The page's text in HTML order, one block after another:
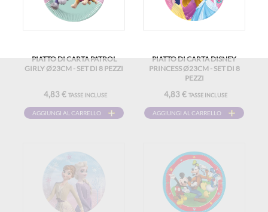
PIATTO DI CARTA PATROL
GIRLY Ø23CM - SET DI 8 PEZZI
4,83 € TASSE INCLUSE
AGGIUNGI AL CARRELLO
PIATTO DI CARTA DISNEY
PRINCESS Ø23CM - SET DI 8
PEZZI
4,83 € TASSE INCLUSE
AGGIUNGI AL CARRELLO